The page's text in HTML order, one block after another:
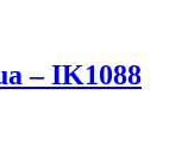
– IK1088